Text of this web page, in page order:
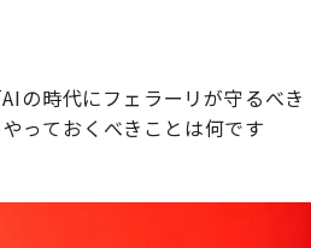
の時代にフェラーリが守るべき
っておくべきことは何です